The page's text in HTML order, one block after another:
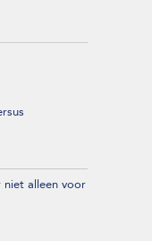
niet alleen voor